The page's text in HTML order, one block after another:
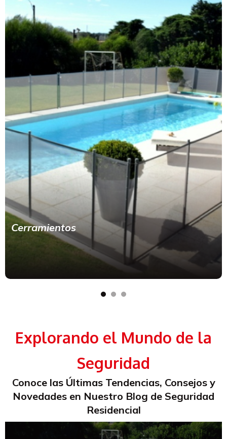
Cerramientos
Explorando el Mundo de la
Seguridad
Conoce las Últimas Tendencias, Consejos y
Novedades en Nuestro Blog de Seguridad
Residencial